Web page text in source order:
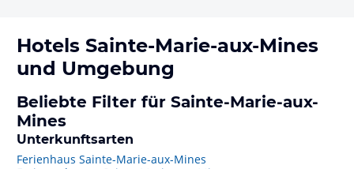
Hotels Sainte-Marie-aux-Mines
und Umgebung
Beliebte Filter für Sainte-Marie-aux-
Mines
Unterkunftsarten
Ferienhaus Sainte-Marie-aux-Mines